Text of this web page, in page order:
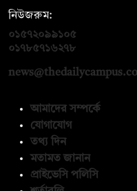
নিউজরুম:
০১৫৭২০৯৯১০৫
০১৭৮৫৭১৬২৭৮
আমাদের সম্পর্কে
যোগাযোগ
তথ্য দিন
মতামত জানান
প্রাইভেসি পলিসি